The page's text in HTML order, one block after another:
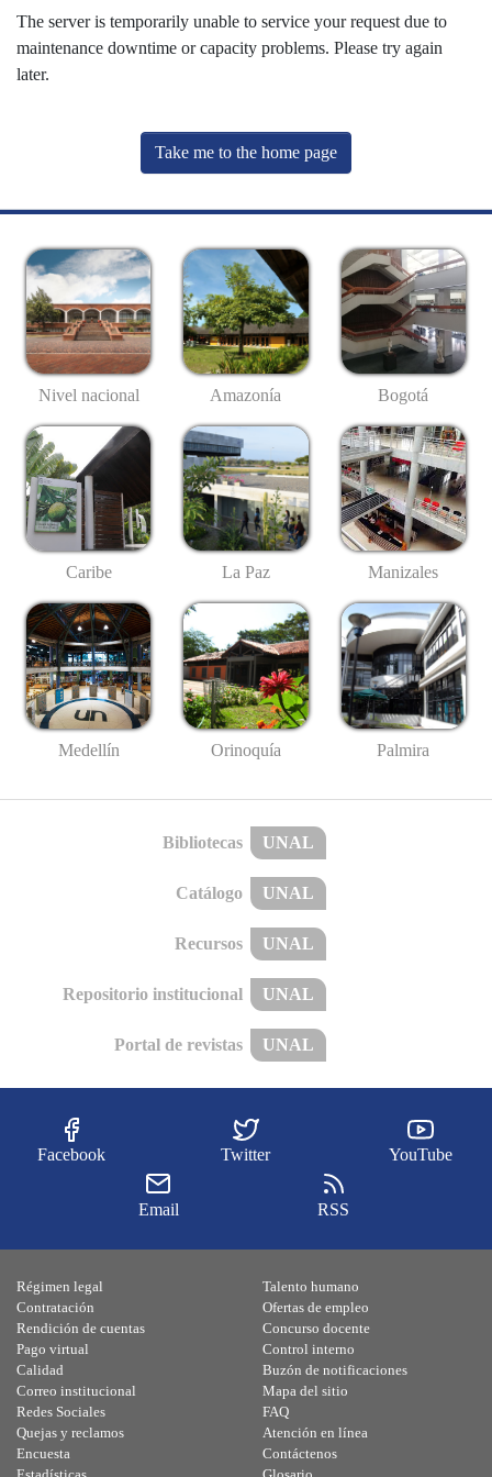
The server is temporarily unable to service your request due to
maintenance downtime or capacity problems. Please try again
later.
Take me to the home page
Nivel nacional Amazonía Bogotá
Caribe La Paz Manizales
Medellín Orinoquía Palmira
Bibliotecas UNAL
Catálogo UNAL
Recursos UNAL
Repositorio institucional UNAL
Portal de revistas UNAL
Facebook Twitter YouTube
Email RSS
Régimen legal
Contratación
Rendición de cuentas
Pago virtual
Calidad
Talento humano
Ofertas de empleo
Concurso docente
Control interno
Buzón de notificaciones
Correo institucional
Redes Sociales
Quejas y reclamos
Encuesta
Mapa del sitio
FAQ
Atención en línea
Contáctenos